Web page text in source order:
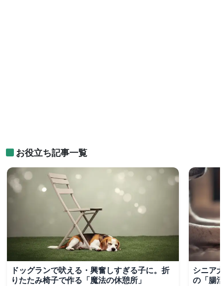
お役立ち記事一覧
ドッグランで吠える・興奮しすぎる子に。折
りたたみ椅子で作る「魔法の休憩所」
シニア
の「腸